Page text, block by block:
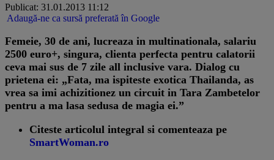
Publicat: 31.01.2013 11:12
Adaugă-ne ca sursă preferată în Google
Femeie, 30 de ani, lucreaza in multinationala, salariu
2500 euro+, singura, clienta perfecta pentru calatorii
ceva mai sus de 7 zile all inclusive vara. Dialog cu
prietena ei: „Fata, ma ispiteste exotica Thailanda, as
vrea sa imi achizitionez un circuit in Tara Zambetelor
pentru a ma lasa sedusa de magia ei.”
Citeste articolul integral si comenteaza pe
SmartWoman.ro